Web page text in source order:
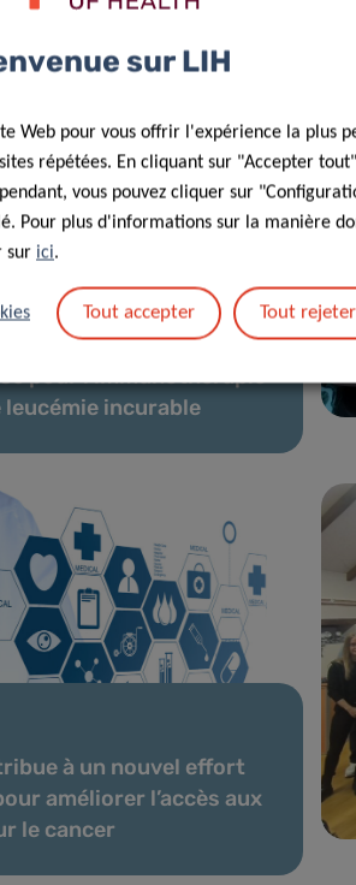
d’une cible
pour l’immunothérapie
incurable
à un nouvel effort
améliorer l’accès aux
le cancer
sur LIH
Web pour vous offrir l'expérience la plus
répétées. En cliquant sur "Accepter
vous pouvez cliquer sur
Pour plus d'informations sur la manière
sur ici.
Tout accepter Tout rejeter